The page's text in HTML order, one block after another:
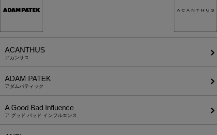
ACANTHUS
アカンサス
ADAM PATEK
アダムパティック
A Good Bad Influence
ア グッド バッド インフルエンス